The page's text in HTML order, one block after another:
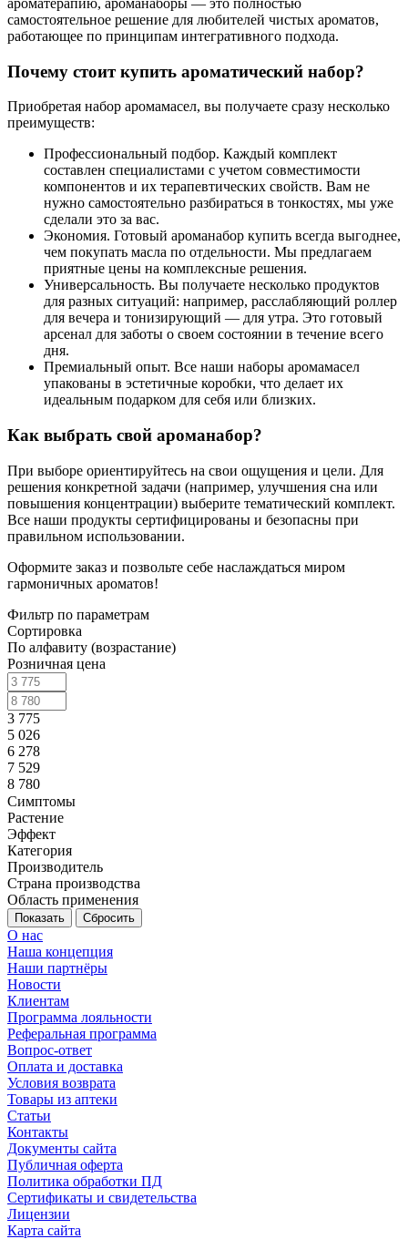
самостоятельное решение для любителей чистых ароматов,
работающее по принципам интегративного подхода.
Почему стоит купить ароматический набор?
Приобретая набор аромамасел, вы получаете сразу несколько
преимуществ:
Профессиональный подбор. Каждый комплект
составлен специалистами с учетом совместимости
компонентов и их терапевтических свойств. Вам не
нужно самостоятельно разбираться в тонкостях, мы уже
сделали это за вас.
Экономия. Готовый ароманабор купить всегда выгоднее,
чем покупать масла по отдельности. Мы предлагаем
приятные цены на комплексные решения.
Универсальность. Вы получаете несколько продуктов
для разных ситуаций: например, расслабляющий роллер
для вечера и тонизирующий — для утра. Это готовый
арсенал для заботы о своем состоянии в течение всего
дня.
Премиальный опыт. Все наши наборы аромамасел
упакованы в эстетичные коробки, что делает их
идеальным подарком для себя или близких.
Как выбрать свой ароманабор?
При выборе ориентируйтесь на свои ощущения и цели. Для
решения конкретной задачи (например, улучшения сна или
повышения концентрации) выберите тематический комплект.
Все наши продукты сертифицированы и безопасны при
правильном использовании.
Оформите заказ и позвольте себе наслаждаться миром
гармоничных ароматов!
Фильтр по параметрам
Сортировка
По алфавиту (возрастание)
Розничная цена
3 775
5 026
6 278
7 529
8 780
Симптомы
Растение
Эффект
Категория
Производитель
Страна производства
Область применения
Сбросить
О нас
Наша концепция
Наши партнёры
Новости
Клиентам
Программа лояльности
Реферальная программа
Вопрос-ответ
Оплата и доставка
Условия возврата
Товары из аптеки
Статьи
Контакты
Документы сайта
Публичная оферта
Политика обработки ПД
Сертификаты и свидетельства
Лицензии
Карта сайта